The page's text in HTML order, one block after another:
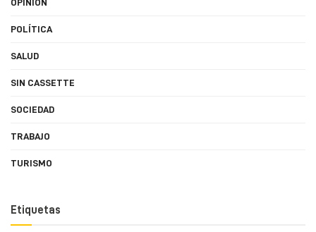
OPINIÓN
POLÍTICA
SALUD
SIN CASSETTE
SOCIEDAD
TRABAJO
TURISMO
Etiquetas